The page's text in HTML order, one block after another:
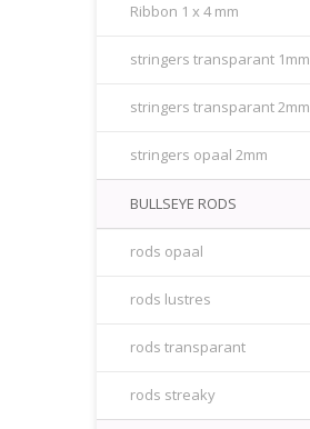
Ribbon 1 x 4 mm
stringers transparant 1mm
stringers transparant 2mm
stringers opaal 2mm
BULLSEYE RODS
rods opaal
rods lustres
rods transparant
rods streaky